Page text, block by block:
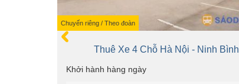
Chuyến riêng / Theo đoàn
Thuê Xe 4 Chỗ Hà Nội - Ninh Bình
Khởi hành hàng ngày